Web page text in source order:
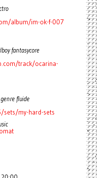
album/im-ok-f-007
fantasycore
track/ocarina-
fluide
my-hard-sets